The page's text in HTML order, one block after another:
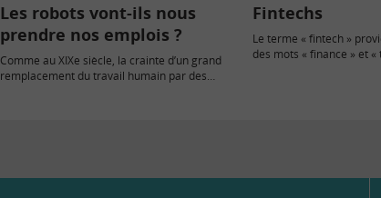
Les robots vont-ils nous
prendre nos emplois ?
Comme au XIXe siècle, la crainte d’un grand
remplacement du travail humain par des
Fintechs
Le terme « fintech »
des mots « finance » et